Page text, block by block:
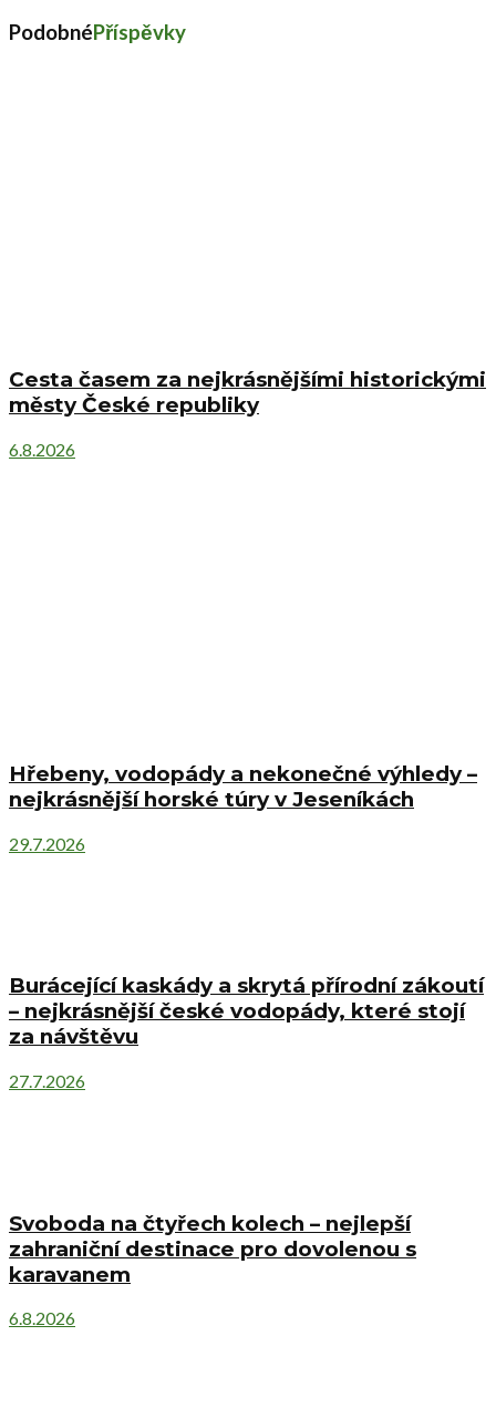
PodobnéPříspěvky
Cesta časem za nejkrásnějšími historickými
městy České republiky
6.8.2026
Hřebeny, vodopády a nekonečné výhledy –
nejkrásnější horské túry v Jeseníkách
29.7.2026
Burácející kaskády a skrytá přírodní zákoutí
– nejkrásnější české vodopády, které stojí
za návštěvu
27.7.2026
Svoboda na čtyřech kolech – nejlepší
zahraniční destinace pro dovolenou s
karavanem
6.8.2026